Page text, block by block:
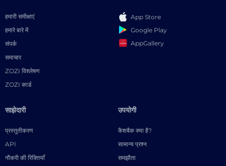
हमारी समीक्षाएं
हमारे बारे में
संपर्क
समाचार
ZOZI विश्लेषण
ZOZI कार्ड
App Store
Google Play
AppGallery
साझेदारी
प्रस्तुतीकरण
API
नौकरी की रिक्तियाँ
उपयोगी
कैशबैक क्या है?
सामान्य प्रश्न
समझौता